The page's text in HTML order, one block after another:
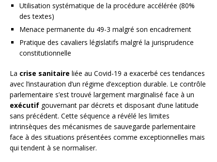
Utilisation systématique de la procédure accélérée (80%
des textes)
Menace permanente du 49-3 malgré son encadrement
Pratique des cavaliers législatifs malgré la jurisprudence
constitutionnelle
La crise sanitaire liée au Covid-19 a exacerbé ces tendances
avec l’instauration d’un régime d’exception durable. Le contrôle
parlementaire s’est trouvé largement marginalisé face à un
exécutif gouvernant par décrets et disposant d’une latitude
sans précédent. Cette séquence a révélé les limites
intrinsèques des mécanismes de sauvegarde parlementaire
face à des situations présentées comme exceptionnelles mais
qui tendent à se normaliser.